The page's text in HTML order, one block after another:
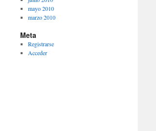
mayo 2010
marzo 2010
Meta
Registrarse
Acceder